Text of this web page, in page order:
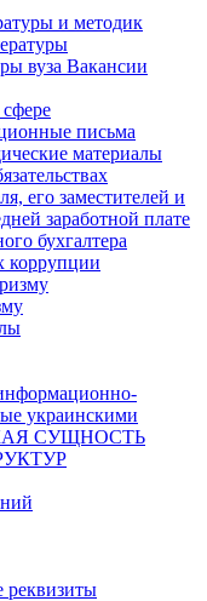
и методик
вуза Вакансии
письма
материалы
его заместителей и
заработной плате
бухгалтера
коррупции
украинскими
СУЩНОСТЬ
реквизиты